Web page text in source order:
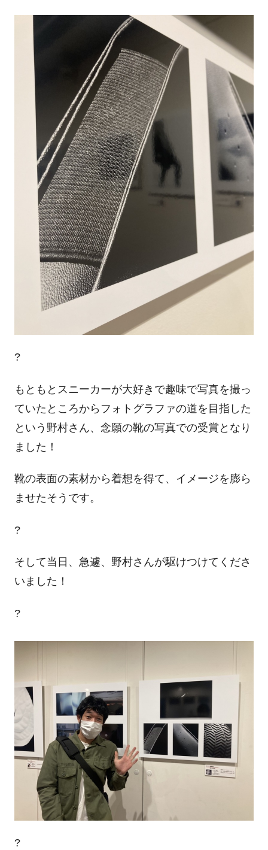
?
もともとスニーカーが大好きで趣味で写真を撮っ
ていたところからフォトグラファの道を目指した
という野村さん、念願の靴の写真での受賞となり
ました！
靴の表面の素材から着想を得て、イメージを膨ら
ませたそうです。
?
そして当日、急遽、野村さんが駆けつけてくださ
いました！
?
?